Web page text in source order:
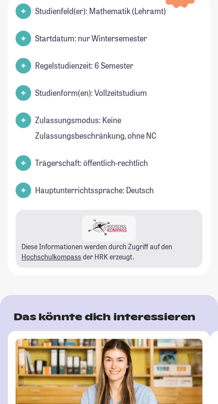
Studienfeld(er): Mathematik (Lehramt)
Startdatum: nur Wintersemester
Regelstudienzeit: 6 Semester
Studienform(en): Vollzeitstudium
Zulassungsmodus: Keine
Zulassungsbeschränkung, ohne NC
Trägerschaft: öffentlich-rechtlich
Hauptunterrichtssprache: Deutsch
Diese Informationen werden durch Zugriff auf den
Hochschulkompass der HRK erzeugt.
Das könnte dich interessieren